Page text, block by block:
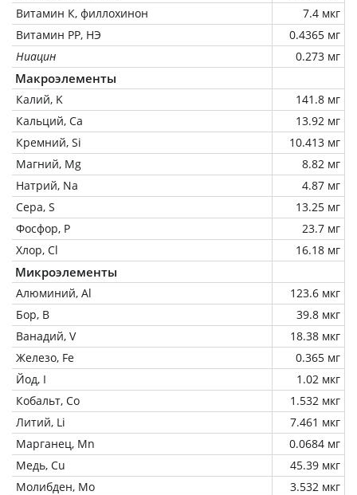
Витамин К, филлохинон
7.4 мкг
Витамин РР, НЭ
0.4365 мг
Ниацин
0.273 мг
Макроэлементы
Калий, K
141.8 мг
Кальций, Ca
13.92 мг
Кремний, Si
10.413 мг
Магний, Mg
8.82 мг
Натрий, Na
4.87 мг
Сера, S
13.25 мг
Фосфор, P
23.7 мг
Хлор, Cl
16.18 мг
Микроэлементы
Алюминий, Al
123.6 мкг
Бор, B
39.8 мкг
Ванадий, V
18.38 мкг
Железо, Fe
0.365 мг
Йод, I
1.02 мкг
Кобальт, Co
1.532 мкг
Литий, Li
7.461 мкг
Марганец, Mn
0.0684 мг
Медь, Cu
45.39 мкг
Молибден, Mo
3.532 мкг